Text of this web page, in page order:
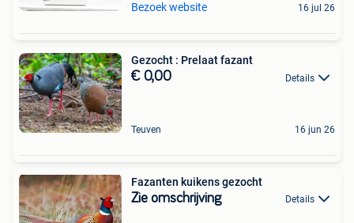
Bezoek website 16 jul 26
Gezocht : Prelaat fazant
€ 0,00 Details
Teuven 16 jun 26
Fazanten kuikens gezocht
Zie omschrijving Details